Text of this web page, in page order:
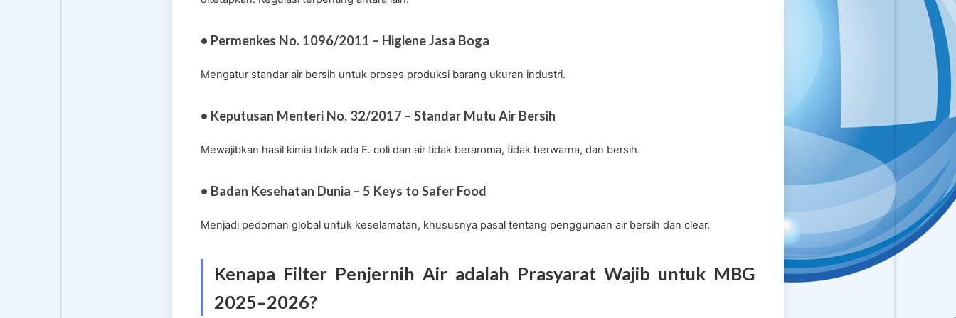
• Permenkes No. 1096/2011 – Higiene Jasa Boga
Mengatur standar air bersih untuk proses produksi barang ukuran industri.
• Keputusan Menteri No. 32/2017 – Standar Mutu Air Bersih
Mewajibkan hasil kimia tidak ada E. coli dan air tidak beraroma, tidak berwarna, dan bersih.
• Badan Kesehatan Dunia – 5 Keys to Safer Food
Menjadi pedoman global untuk keselamatan, khususnya pasal tentang penggunaan air bersih dan clear.
Kenapa Filter Penjernih Air adalah Prasyarat Wajib untuk MBG
2025–2026?